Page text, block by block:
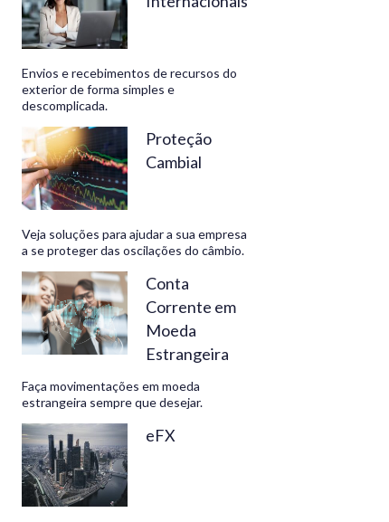
rentáveis
Envios e recebimentos de recursos do
exterior de forma simples e
descomplicada.
Proteção
Cambial
Veja soluções para ajudar a sua empresa
a se proteger das oscilações do câmbio.
Conta
Corrente em
Moeda
Estrangeira
Faça movimentações em moeda
estrangeira sempre que desejar.
eFX